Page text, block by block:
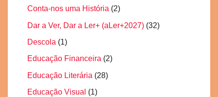
Conta-nos uma História (2)
Dar a Ver, Dar a Ler+ (aLer+2027) (32)
Descola (1)
Educação Financeira (2)
Educação Literária (28)
Educação Visual (1)